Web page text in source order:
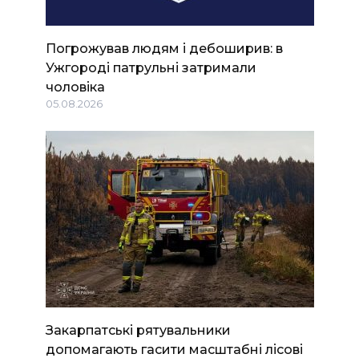
Погрожував людям і дебоширив: в
Ужгороді патрульні затримали
чоловіка
05.08.2026
Закарпатські рятувальники
допомагають гасити масштабні лісові